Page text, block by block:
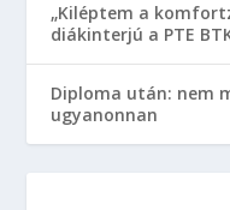
„Kiléptem a
diákinterjú a PTE
Diploma után: nem
ugyanonnan